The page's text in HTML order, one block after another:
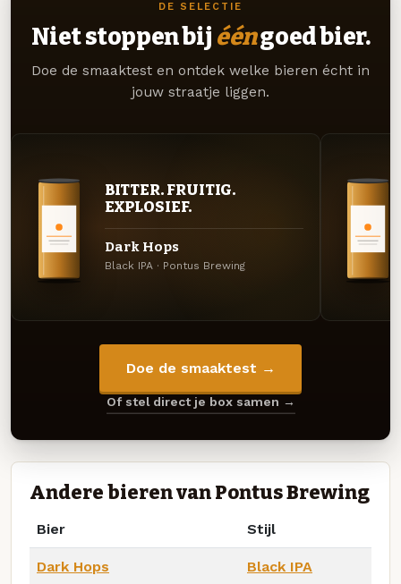
DE SELECTIE
Niet stoppen bij ééngoed bier.
Doe de smaaktest en ontdek welke bieren écht in
jouw straatje liggen.
BITTER. FRUITIG.
EXPLOSIEF.
Dark Hops
Black IPA · Pontus Brewing
Doe de smaaktest →
Of stel direct je box samen →
Andere bieren van Pontus Brewing
Bier Stijl
Dark Hops Black IPA